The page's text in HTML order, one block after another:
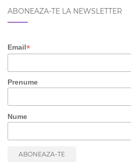
ABONEAZA-TE LA NEWSLETTER
Email*
Prenume
Nume